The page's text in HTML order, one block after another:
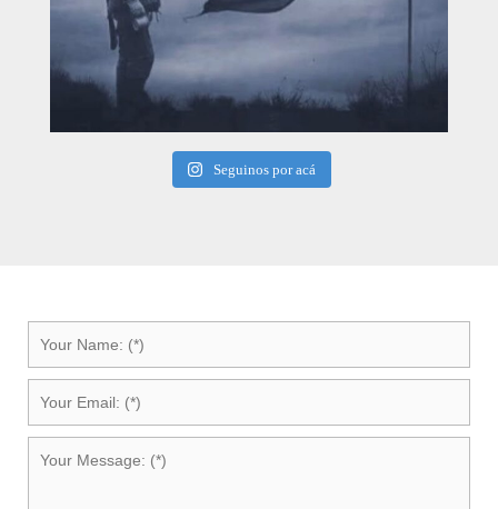
Seguinos por acá